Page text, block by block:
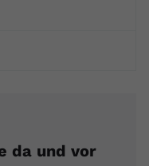
da und vor